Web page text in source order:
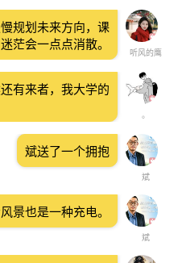
听风的鹰
规划未来方向，课
茫会一点点消散。
。
有来者，我大学的
斌
斌送了一个拥抱
斌
景也是一种充电。